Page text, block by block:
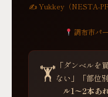
✍ Yukkey（NESTA-
調布市パ
🏋️ 「ダンベルを
ない」「部位
ル1〜2本あ